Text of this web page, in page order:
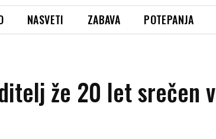
NASVETI ZABAVA POTEPANJA
že 20 let srečen v